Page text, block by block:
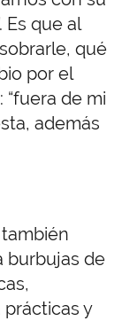
Es que al
qué
por el
de mi
además
burbujas de
y